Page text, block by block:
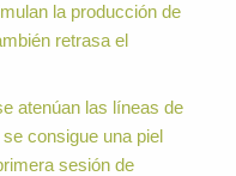
la producción de
retrasa el
atenúan las líneas de
consigue una piel
sesión de